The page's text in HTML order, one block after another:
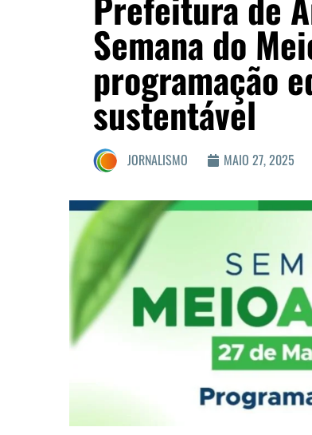
Semana do
programação
sustentável
JORNALISMO MAIO 27, 2025